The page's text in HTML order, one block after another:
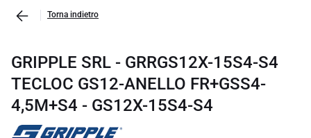
Torna indietro
GRIPPLE SRL - GRRGS12X-15S4-S4
TECLOC GS12-ANELLO FR+GSS4-
4,5M+S4 - GS12X-15S4-S4